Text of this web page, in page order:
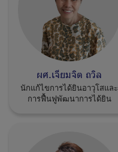
ผศ.เจียมจิต ถวิล
นักแก้ไขการได้ยินอาวุโสและ
การฟื้นฟูพัฒนาการได้ยิน